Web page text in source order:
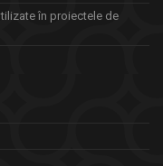
în proiectele de